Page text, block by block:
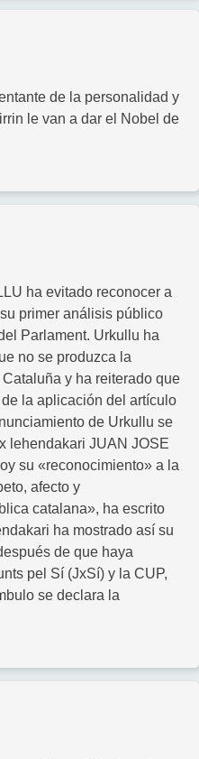
de la personalidad y
le van a dar el Nobel de
ha evitado reconocer a
primer análisis público
Parlament. Urkullu ha
no se produzca la
y ha reiterado que
la aplicación del artículo
de Urkullu se
lehendakari JUAN JOSE
su «reconocimiento» a la
afecto y
catalana», ha escrito
ha mostrado así su
de que haya
pel Sí (JxSí) y la CUP,
se declara la